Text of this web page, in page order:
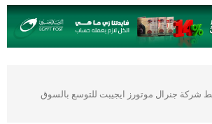
شركة جنرال موتورز ايجيبت للتوسع بالسوق